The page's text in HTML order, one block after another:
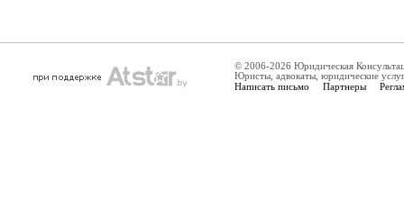
© 2006-2026 Юридическая
Юристы, адвокаты, юридические
Написать письмо Партнеры